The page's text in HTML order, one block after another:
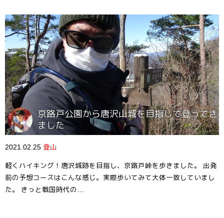
京路戸公園から唐沢山城を目指して登ってき
ました
2021.02.25 登山
軽くハイキング！唐沢城跡を目指し、京路戸峠を歩きました。 出発
前の予想コースはこんな感じ。実際歩いてみて大体一致していまし
た。 きっと戦国時代の…